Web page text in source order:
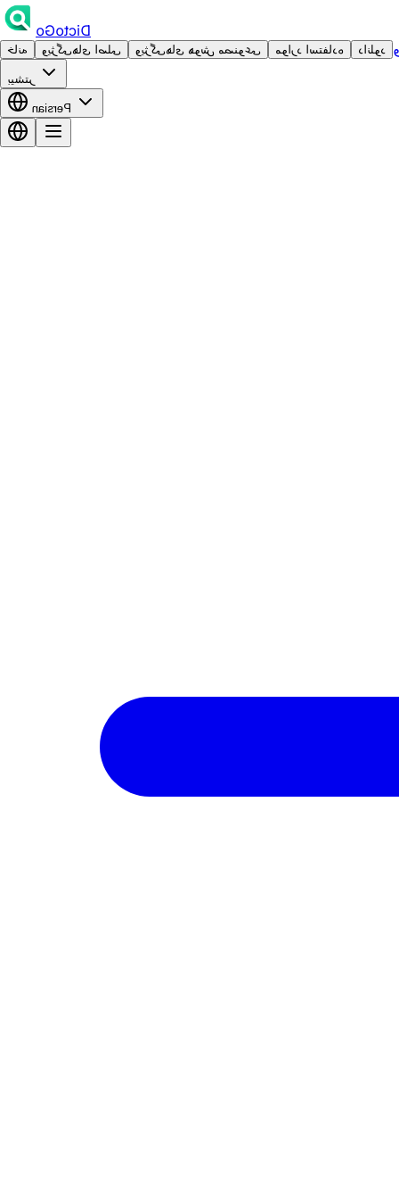
DictoGo
خانه ویژگی‌های اصلی ویژگی‌های هوش مصنوعی موارد استفاده دانلود
بیشتر